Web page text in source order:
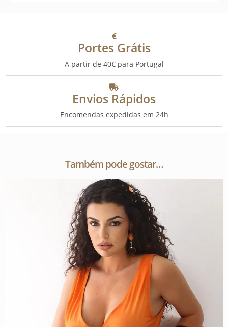
Portes Grátis
A partir de 40€ para Portugal
Envios Rápidos
Encomendas expedidas em 24h
Também pode gostar…